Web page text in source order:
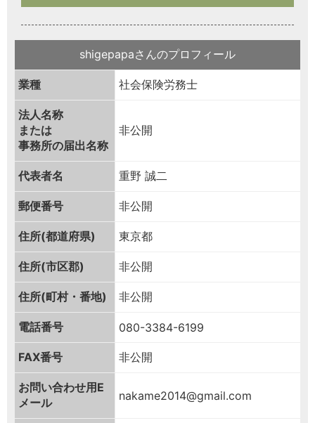
shigepapaさんのプロフィール
業種 社会保険労務士
法人名称
または
事務所の届出名称
非公開
代表者名 重野 誠二
郵便番号 非公開
住所(都道府県) 東京都
住所(市区郡) 非公開
住所(町村・番地) 非公開
電話番号 080-3384-6199
FAX番号 非公開
お問い合わせ用 E
メール
nakame2014@gmail.com